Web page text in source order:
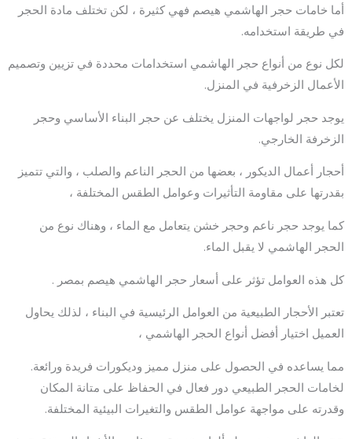
أما خامات حجر الهاشمي هيصم فهي كثيرة ، لكن تختلف مادة الحجر
في طريقة استخدامه.
لكل نوع من أنواع حجر الهاشمي استخدامات محددة في تزيين وتصميم
الأعمال الزخرفية في المنزل.
يوجد حجر لواجهات المنزل يختلف عن حجر البناء الأساسي وحجر
الزخرفة الخارجي.
أحجار أعمال الديكور ، بعضها من الحجر الناعم والصلب ، والتي تتميز
بقدرتها على مقاومة التأثيرات وعوامل الطقس المختلفة ،
كما يوجد حجر ناعم وحجر خشن يتعامل مع الماء ، وهناك نوع من
الحجر الهاشمي لا يقبل الماء.
كل هذه العوامل تؤثر على أسعار حجر الهاشمي هيصم بمصر .
تعتبر الأحجار الطبيعية من العوامل الرئيسية في البناء ، لذلك يحاول
العميل اختيار أفضل أنواع الحجر الهاشمي ،
مما يساعده في الحصول على منزل مميز وديكورات فريدة ورائعة.
لخامات الحجر الطبيعي دور فعال في الحفاظ على متانة المكان
وقدرته على مواجهة عوامل الطقس والتغيرات البيئية المختلفة.